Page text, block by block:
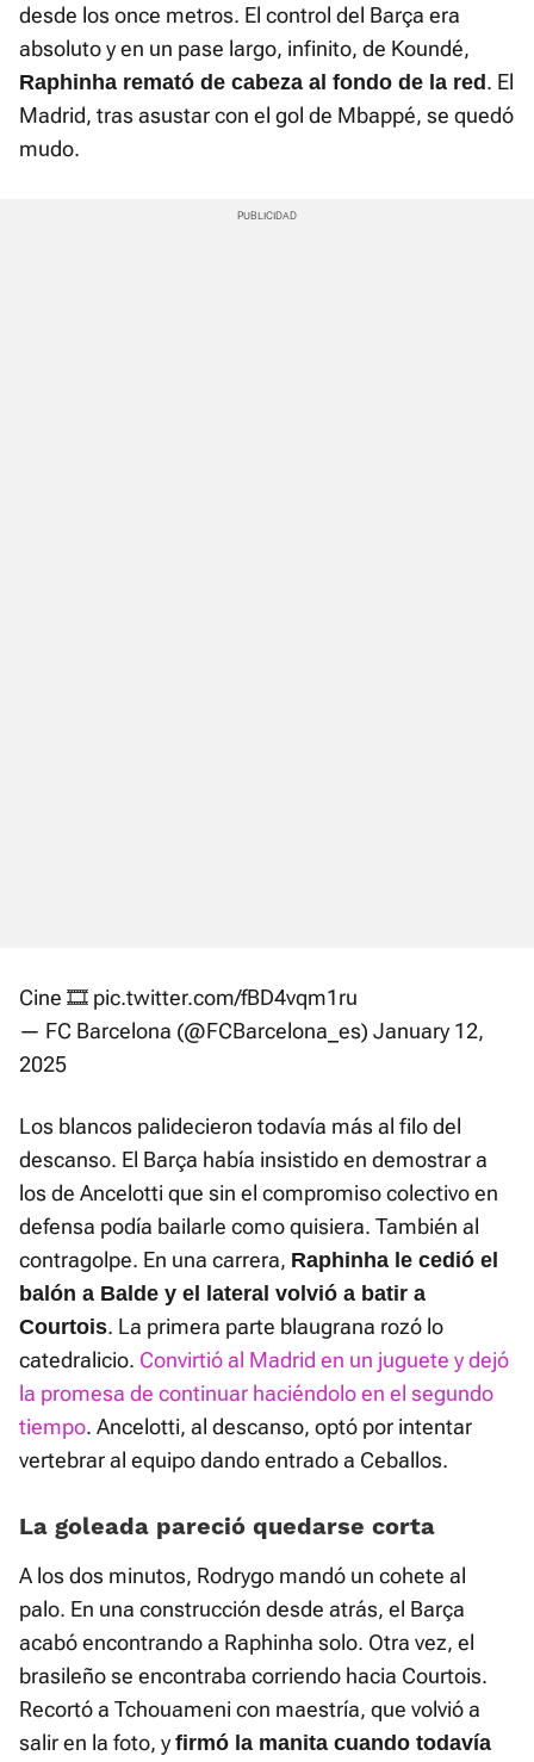
desde los once metros. El control del Barça era
absoluto y en un pase largo, infinito, de Koundé,
Raphinha remató de cabeza al fondo de la red . El
Madrid, tras asustar con el gol de Mbappé, se quedó
mudo.
Cine 🎞️ pic.twitter.com/fBD4vqm1ru
— FC Barcelona (@FCBarcelona_es) January 12,
2025
Los blancos palidecieron todavía más al filo del
descanso. El Barça había insistido en demostrar a
los de Ancelotti que sin el compromiso colectivo en
defensa podía bailarle como quisiera. También al
contragolpe. En una carrera, Raphinha le cedió el
balón a Balde y el lateral volvió a batir a
Courtois. La primera parte blaugrana rozó lo
catedralicio. Convirtió al Madrid en un juguete y dejó
la promesa de continuar haciéndolo en el segundo
tiempo. Ancelotti, al descanso, optó por intentar
vertebrar al equipo dando entrado a Ceballos.
La goleada pareció quedarse corta
A los dos minutos, Rodrygo mandó un cohete al
palo. En una construcción desde atrás, el Barça
acabó encontrando a Raphinha solo. Otra vez, el
brasileño se encontraba corriendo hacia Courtois.
Recortó a Tchouameni con maestría, que volvió a
salir en la foto, y firmó la manita cuando todavía